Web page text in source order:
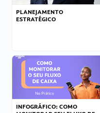
PLANEJAMENTO
ESTRATÉGICO
INFOGRÁFICO: COMO